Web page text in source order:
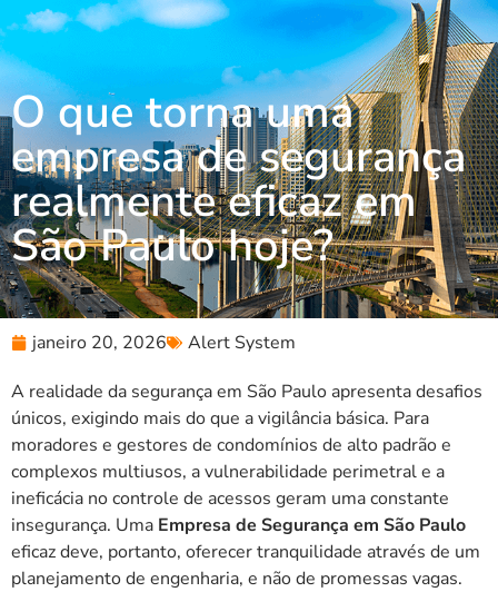
O que torna uma
empresa de segurança
realmente eficaz em
São Paulo hoje?
janeiro 20, 2026
Alert System
A realidade da segurança em São Paulo apresenta desafios
únicos, exigindo mais do que a vigilância básica. Para
moradores e gestores de condomínios de alto padrão e
complexos multiusos, a vulnerabilidade perimetral e a
ineficácia no controle de acessos geram uma constante
insegurança. Uma Empresa de Segurança em São Paulo
eficaz deve, portanto, oferecer tranquilidade através de um
planejamento de engenharia, e não de promessas vagas.